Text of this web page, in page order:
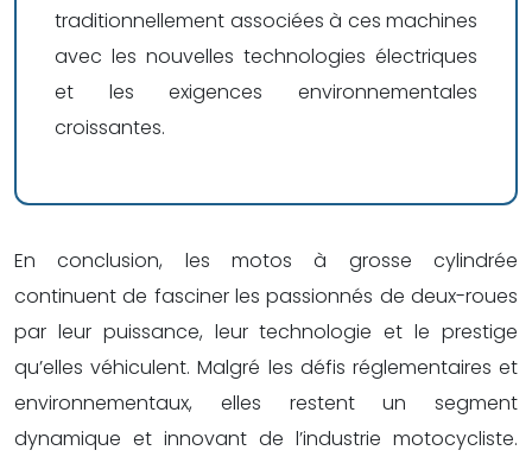
traditionnellement associées à ces machines
avec les nouvelles technologies électriques
et les exigences environnementales
croissantes.
En conclusion, les motos à grosse cylindrée
continuent de fasciner les passionnés de deux-roues
par leur puissance, leur technologie et le prestige
qu’elles véhiculent. Malgré les défis réglementaires et
environnementaux, elles restent un segment
dynamique et innovant de l’industrie motocycliste.